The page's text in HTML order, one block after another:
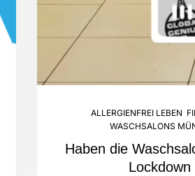
ALLERGIENFREI LEBEN
WASCHSALONS
Haben die